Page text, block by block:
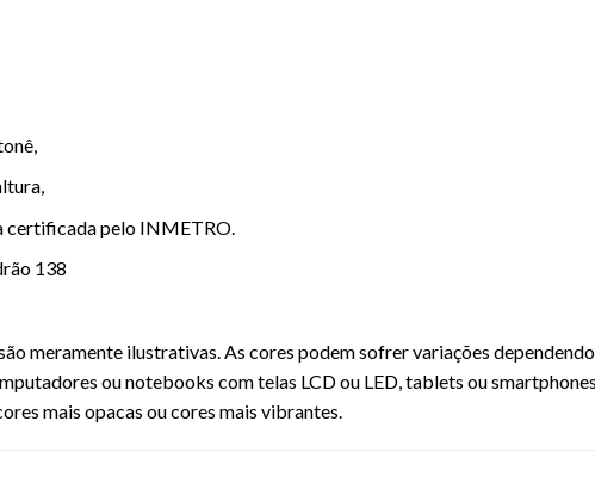
certificada pelo INMETRO.
138
meramente ilustrativas. As cores podem sofrer variações
ou notebooks com telas LCD ou LED, tablets ou
mais opacas ou cores mais vibrantes.